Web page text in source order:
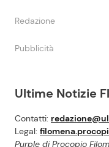
Ultime Notizie
Contatti:
Legal:
Purple di Procopio
Redazione
Pubblicità